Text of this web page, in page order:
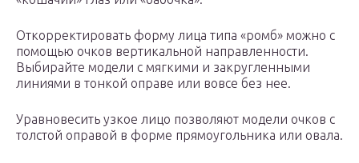
Откорректировать форму лица типа «ромб» можно с
помощью очков вертикальной направленности.
Выбирайте модели с мягкими и закругленными
линиями в тонкой оправе или вовсе без нее.
Уравновесить узкое лицо позволяют модели очков с
толстой оправой в форме прямоугольника или овала.